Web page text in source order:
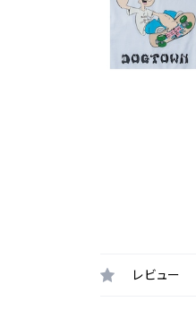
レビュー